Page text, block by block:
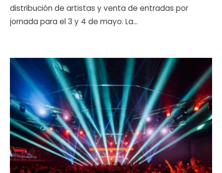
distribución de artistas y venta de entradas por
jornada para el 3 y 4 de mayo. La...